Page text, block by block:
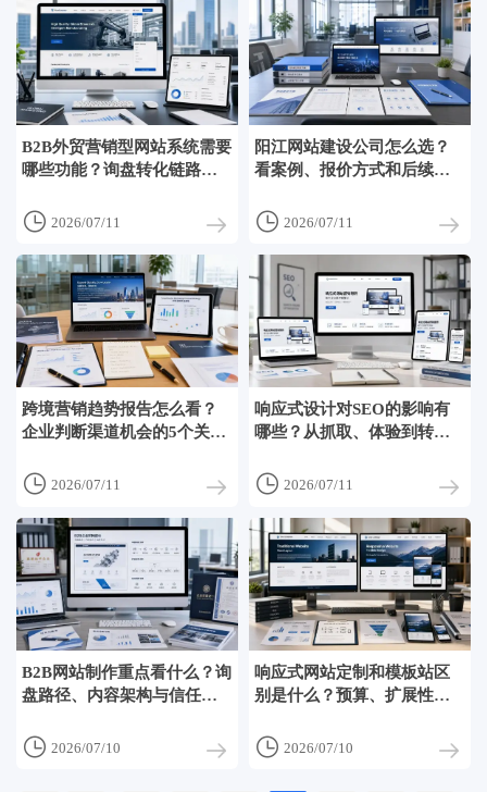
B2B外贸营销型网站系统需要
哪些功能？询盘转化链路拆
 2026/07/11
阳江网站建设公司怎么选？
看案例、报价方式和后续运
 2026/07/11
跨境营销趋势报告怎么看？
企业判断渠道机会的5个关键
 2026/07/11
响应式设计对SEO的影响有
哪些？从抓取、体验到转化
 2026/07/11
B2B网站制作重点看什么？询
盘路径、内容架构与信任模
 2026/07/10
响应式网站定制和模板站区
别是什么？预算、扩展性与
 2026/07/10